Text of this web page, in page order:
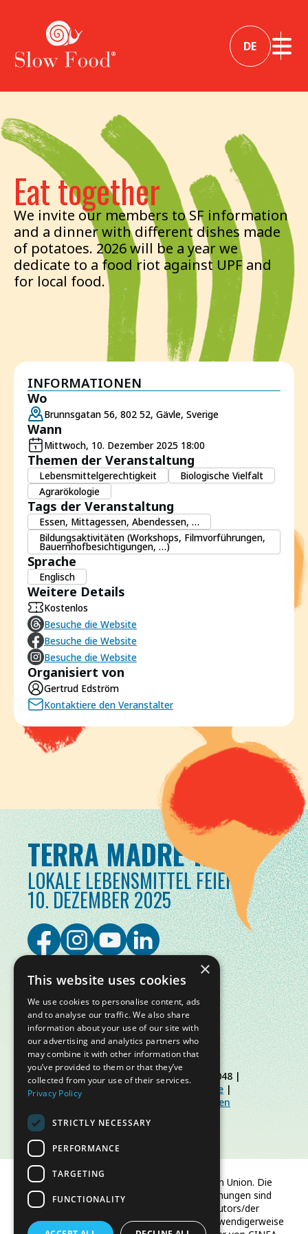
DE
Eat together
We invite our members to SF information
and a dinner with different dishes made
of potatoes. 2026 will be a year we
dedicate to a food riot against UPF and
for local food.
INFORMATIONEN
Wo
Brunnsgatan 56, 802 52, Gävle, Sverige
Wann
Mittwoch, 10. Dezember 2025 18:00
Themen der Veranstaltung
Lebensmittelgerechtigkeit
Biologische Vielfalt
Agrarökologie
Tags der Veranstaltung
Essen, Mittagessen, Abendessen, …
Bildungsaktivitäten (Workshops, Filmvorführungen,
Bauernhofbesichtigungen, …)
Sprache
Englisch
Weitere Details
Kostenlos
Besuche die Website
Besuche die Website
Besuche die Website
Organisiert von
Gertrud Edström
Kontaktiere den Veranstalter
TERRA MADRE TAG
LOKALE LEBENSMITTEL FEIERN
10. DEZEMBER 2025
© Slow Food Foundation | C.F. 91019770048 |
Datenschutzerklärung
Cookie-Richtlinie |
Slow Food Foundation
Richtlinien für den
geschützten Bereich
Finanziert von der Europäischen Union. Die
geäußerten Ansichten und Meinungen sind
jedoch ausschließlich die des Autors/der
Autoren und spiegeln nicht notwendigerweise
×
This website uses cookies
We use cookies to personalise content, ads
and to analyse our traffic. We also share
information about your use of our site with
our advertising and analytics partners who
may combine it with other information that
you’ve provided to them or that they’ve
collected from your use of their services.
Privacy Policy
STRICTLY NECESSARY
PERFORMANCE
TARGETING
FUNCTIONALITY